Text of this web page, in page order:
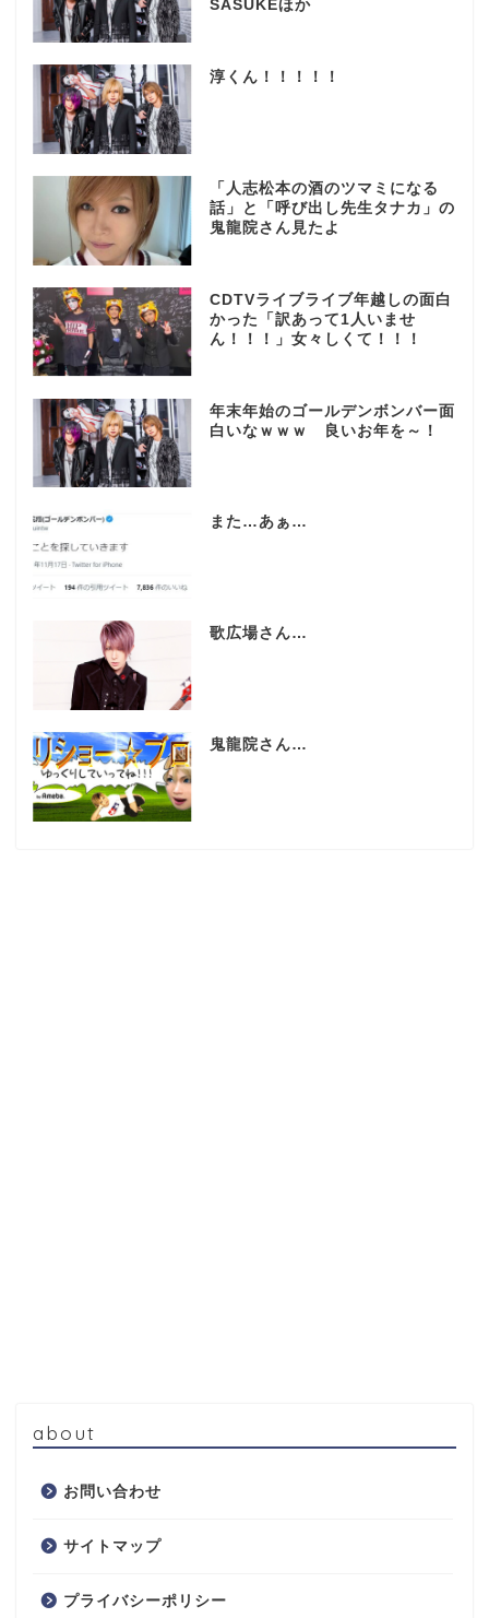
SASUKEほか
淳くん！！！！！
「人志松本の酒のツマミになる
話」と「呼び出し先生タナカ」の
鬼龍院さん見たよ
CDTVライブライブ年越しの面白
かった「訳あって1人いませ
ん！！！」女々しくて！！！
年末年始のゴールデンボンバー面
白いなｗｗｗ 良いお年を～！
また…あぁ…
歌広場さん…
鬼龍院さん…
about
お問い合わせ
サイトマップ
プライバシーポリシー